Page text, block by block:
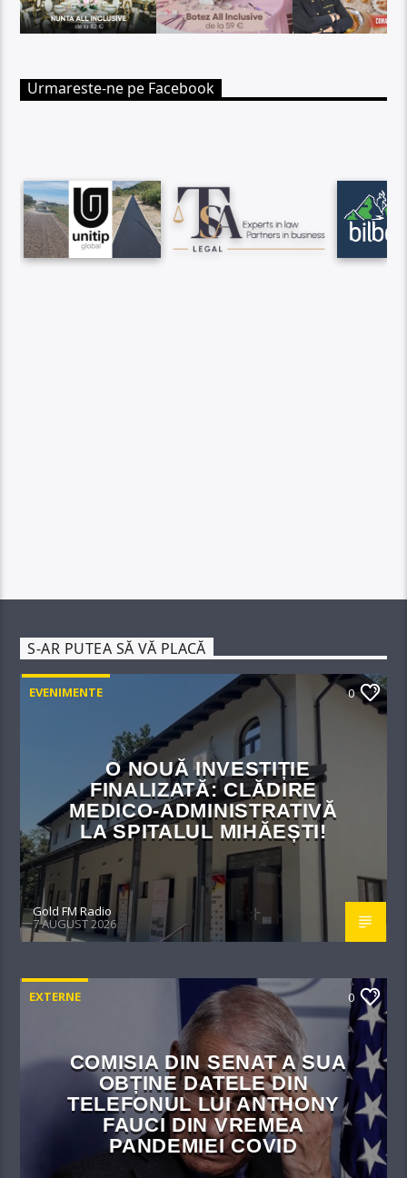
Urmareste-ne pe Facebook
S-AR PUTEA SĂ VĂ PLACĂ
EVENIMENTE 0
O NOUĂ INVESTIȚIE
FINALIZATĂ: CLĂDIRE
MEDICO-ADMINISTRATIVĂ
LA SPITALUL MIHĂEȘTI!​
Gold FM Radio
7 AUGUST 2026
EXTERNE 0
COMISIA DIN SENAT A SUA
OBȚINE DATELE DIN
TELEFONUL LUI ANTHONY
FAUCI DIN VREMEA
PANDEMIEI COVID